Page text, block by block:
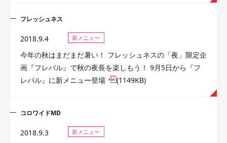
フレッシュネス
2018.9.4 新メニュー
今年の秋はまだまだ暑い！ フレッシュネスの「夜」限定企
画『フレバル』で秋の夜長を楽しもう！ 9月5日から『フ
レバル』に新メニュー登場
(1149KB)
コロワイドMD
2018.9.3 新メニュー